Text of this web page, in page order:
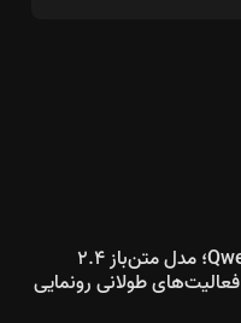
علی‌بابا از Qwen3.8-Max؛ مدل متن‌باز ۲.۴
فعالیت‌های طولانی رونمایی